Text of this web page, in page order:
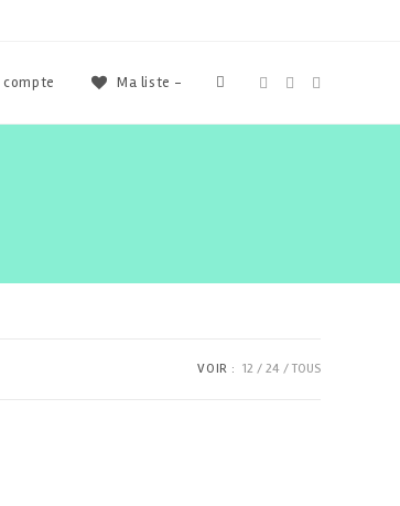
compte Ma liste - Toggle
VOIR : 12 24 TOUS